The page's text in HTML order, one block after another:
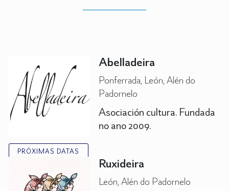
Abelladeira
Ponferrada, León, Alén do
Padornelo
Asociación cultura. Fundada
no ano 2009.
PRÓXIMAS DATAS
Ruxideira
León, Alén do Padornelo